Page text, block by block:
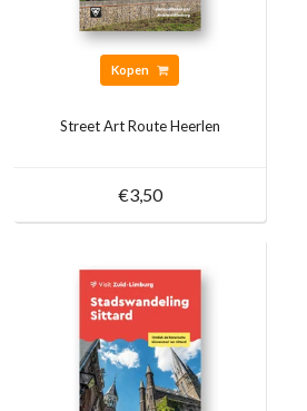
Kopen
Street Art Route Heerlen
€3,50